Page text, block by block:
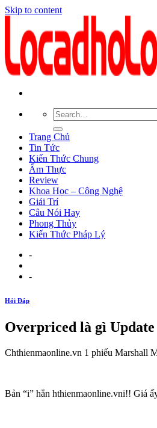
Skip to content
Trang Chủ
Tin Tức
Kiến Thức Chung
Ẩm Thực
Review
Khoa Học – Công Nghệ
Giải Trí
Câu Nói Hay
Phong Thủy
Kiến Thức Pháp Lý
-
-
Hỏi Đáp
Overpriced là gì Update
Chthienmaonline.vn 1 phiếu Marshall
Bản “i” hẳn hthienmaonline.vni!! Giá